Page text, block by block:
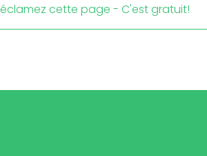
cette page - C'est gratuit!